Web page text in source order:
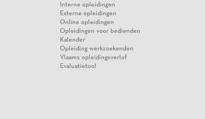
Interne opleidingen
Externe opleidingen
Online opleidingen
Opleidingen voor bedienden
Kalender
Opleiding werkzoekenden
Vlaams opleidingsverlof
Evaluatietool